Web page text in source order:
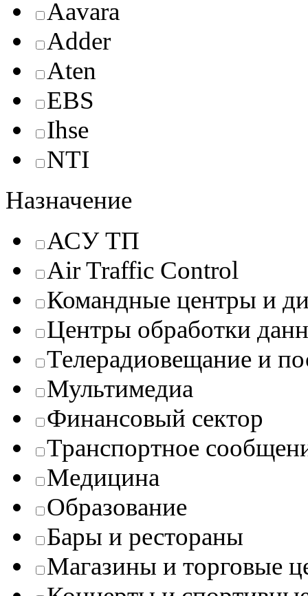
Aavara
Adder
Aten
EBS
Ihse
NTI
Назначение
АСУ ТП
Air Traffic Control
Командные центры и
Центры обработки
Телерадиовещание и
Мультимедиа
Финансовый сектор
Транспортное
Медицина
Образование
Бары и рестораны
Магазины и торговые